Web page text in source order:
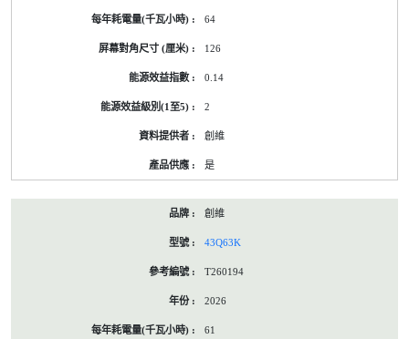
64
126
0.14
2
創維
是
創維
43Q63K
T260194
2026
61